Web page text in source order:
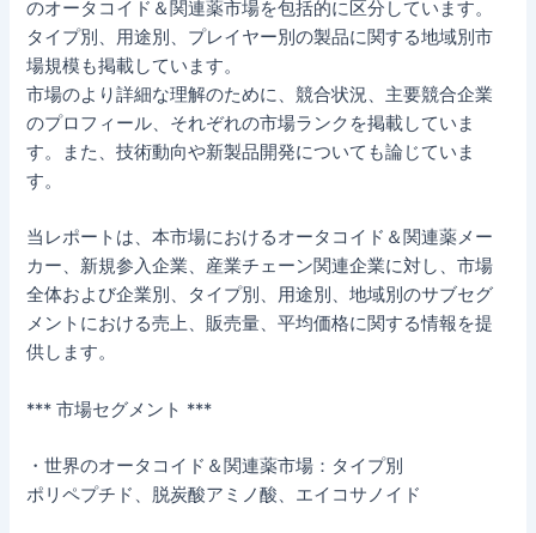
のオータコイド＆関連薬市場を包括的に区分しています。
タイプ別、用途別、プレイヤー別の製品に関する地域別市
場規模も掲載しています。
市場のより詳細な理解のために、競合状況、主要競合企業
のプロフィール、それぞれの市場ランクを掲載していま
す。また、技術動向や新製品開発についても論じていま
す。
当レポートは、本市場におけるオータコイド＆関連薬メー
カー、新規参入企業、産業チェーン関連企業に対し、市場
全体および企業別、タイプ別、用途別、地域別のサブセグ
メントにおける売上、販売量、平均価格に関する情報を提
供します。
*** 市場セグメント ***
・世界のオータコイド＆関連薬市場：タイプ別
ポリペプチド、脱炭酸アミノ酸、エイコサノイド